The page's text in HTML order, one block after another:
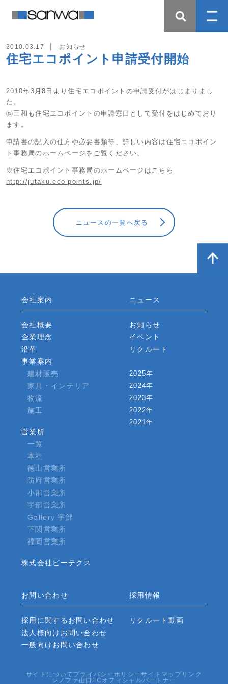
2010.03.17 お知らせ
住宅エコポイント申請受付開始
2010年3月8日より住宅エコポイントの申請受付がはじまりまし
た。
㈱三和も住宅エコポイントの申請窓口として受付をはじめており
ます。
申請書の記入の仕方や必要書類等、詳しい内容は住宅エコポイン
ト事務局のホームページをご覧ください。
※住宅エコポイント事務局のホームページはこちら
http://jutaku.eco-points.jp/
ニュースの一覧へ戻る
会社案内
会社概要
企業理念
沿革
事業案内
建材販売
家具・インテリア
物流
施工
営業所
一覧
本社
徳山営業所
防府営業所
小郡営業所
宇部営業所
Gallery 宇部
下関営業所
福岡営業所
株式会社ビーテクス
ニュース
お知らせ
イベント
リクルート
2025年
2024年
2023年
2022年
2021年
お問い合わせ
採用に関するお問い合わせ
法人様向けお問い合わせ
一般向けお問い合わせ
採用情報
リクルート動画
サイトについて プライバシーポリシーサイトマップ リンク
レノファ山口FCオフィシャルパートナー